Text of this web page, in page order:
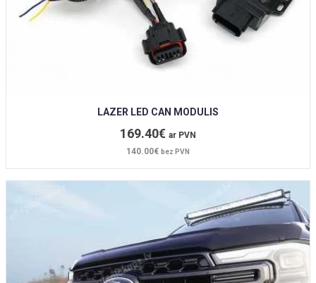
LAZER LED CAN MODULIS
169.40€ ar PVN
140.00€ bez PVN